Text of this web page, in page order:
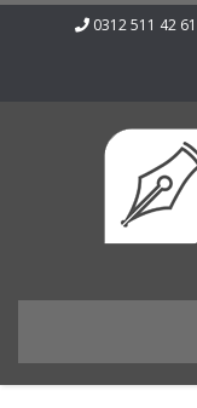
0312 511 42